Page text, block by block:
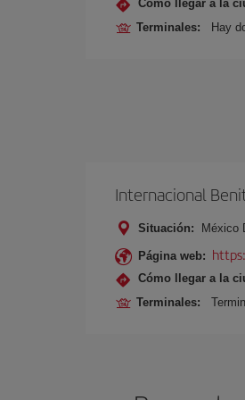
Cómo llegar a la
Terminales: Hay
Internacional
Situación: México
Página web:
Cómo llegar a la
Terminales: